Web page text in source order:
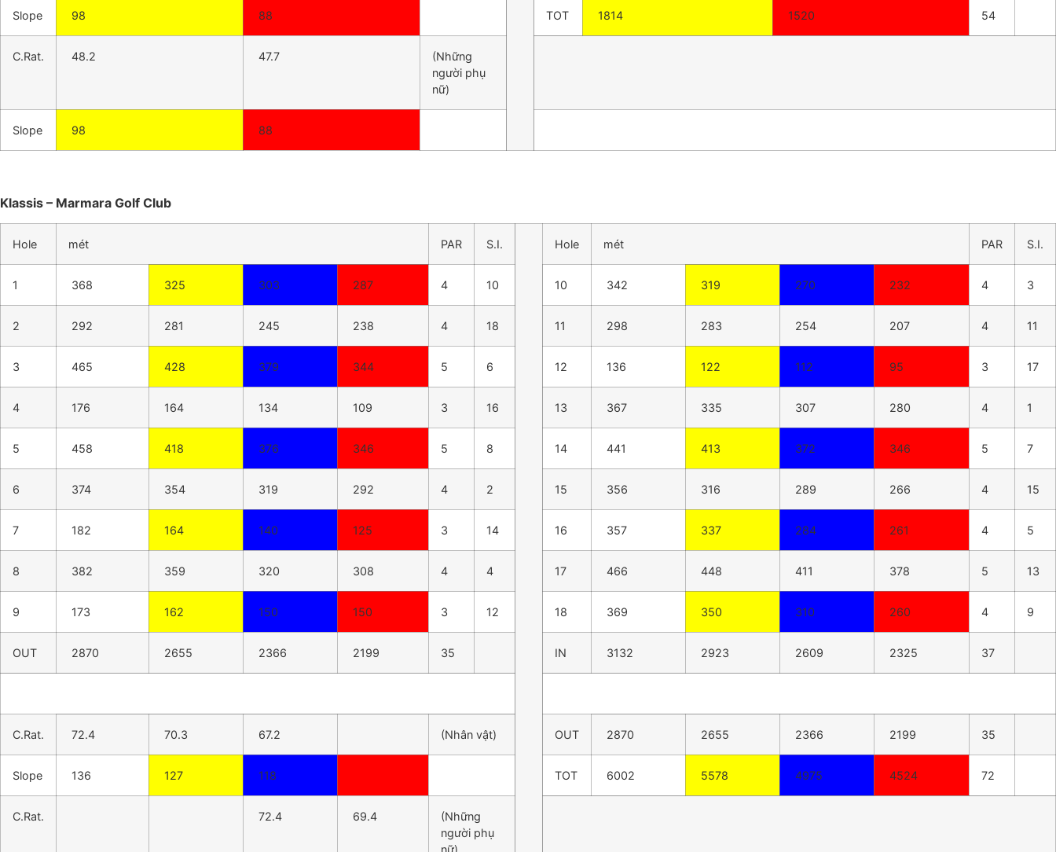
Slope 98 88 TOT 1814 1520 54
C.Rat. 48.2 47.7
(Những
người phụ
nữ)
Slope 98 88
Klassis – Marmara Golf Club
Hole mét PAR S.I. Hole mét PAR S.I.
1 368 325 303 287 4 10 10 342 319 270 232 4 3
2 292 281 245 238 4 18 11 298 283 254 207 4 11
3 465 428 379 344 5 6 12 136 122 112 95 3 17
4 176 164 134 109 3 16 13 367 335 307 280 4 1
5 458 418 376 346 5 8 14 441 413 372 346 5 7
6 374 354 319 292 4 2 15 356 316 289 266 4 15
7 182 164 140 125 3 14 16 357 337 284 261 4 5
8 382 359 320 308 4 4 17 466 448 411 378 5 13
9 173 162 150 150 3 12 18 369 350 310 260 4 9
OUT 2870 2655 2366 2199 35 IN 3132 2923 2609 2325 37
C.Rat. 72.4 70.3 67.2 (Nhân vật) OUT 2870 2655 2366 2199 35
Slope 136 127 118 TOT 6002 5578 4975 4524 72
C.Rat. 72.4 69.4
(Những
người phụ